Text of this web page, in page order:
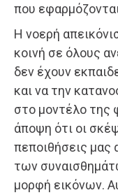
που
Η νοερή
κοινή σε όλους
δεν έχουν
και να την
στο μοντέλο της
άποψη ότι οι
πεποιθήσεις
των
μορφή εικόνων.